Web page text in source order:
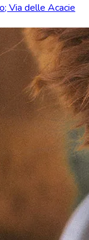
Via delle Acacie